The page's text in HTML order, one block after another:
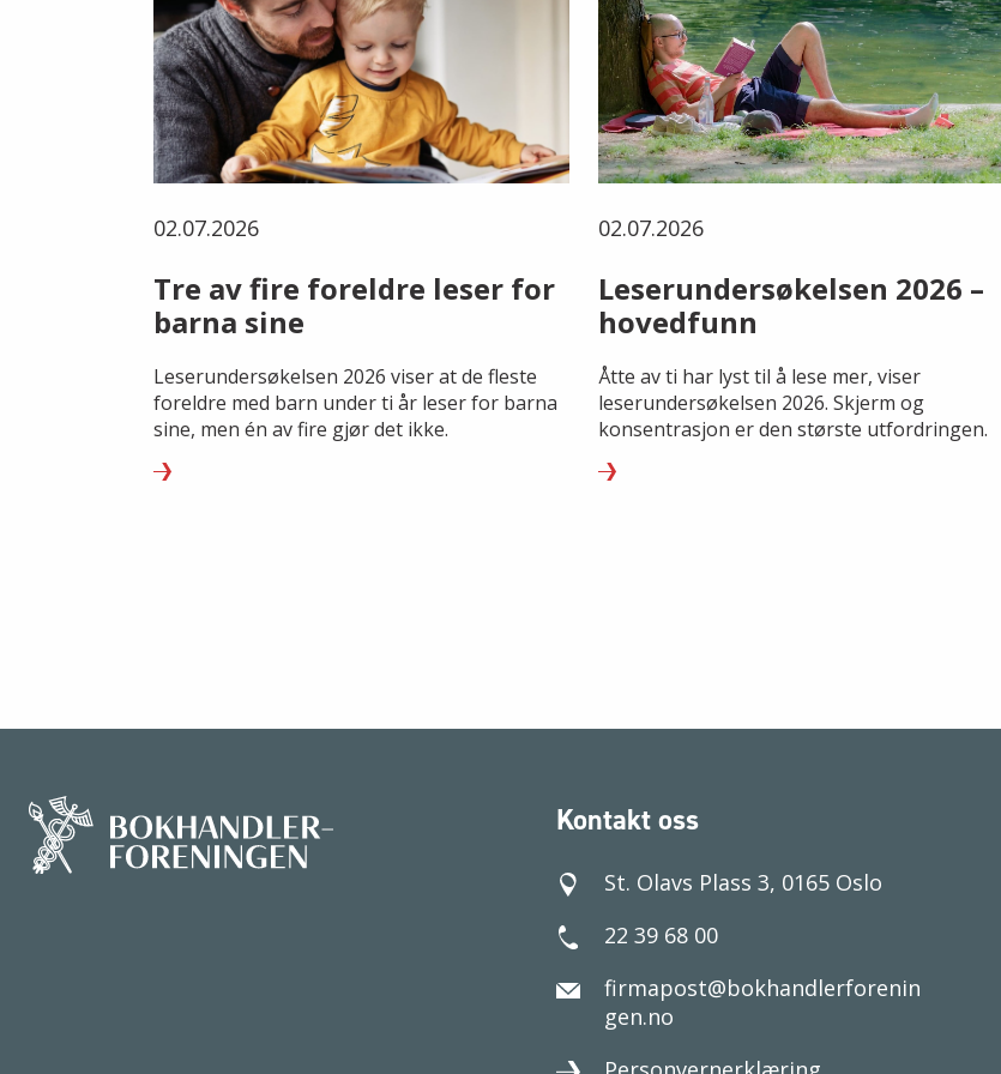
02.07.2026
Tre av fire foreldre leser for
barna sine
Leserundersøkelsen 2026 viser at de fleste
foreldre med barn under ti år leser for barna
sine, men én av fire gjør det ikke.
02.07.2026
Leserundersøkelsen 2026 –
hovedfunn
Åtte av ti har lyst til å lese mer, viser
leserundersøkelsen 2026. Skjerm og
konsentrasjon er den største utfordringen.
Kontakt oss
St. Olavs Plass 3, 0165 Oslo
22 39 68 00
firmapost@bokhandlerforenin
gen.no